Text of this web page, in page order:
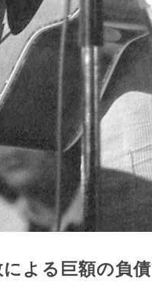
よる巨額の負債